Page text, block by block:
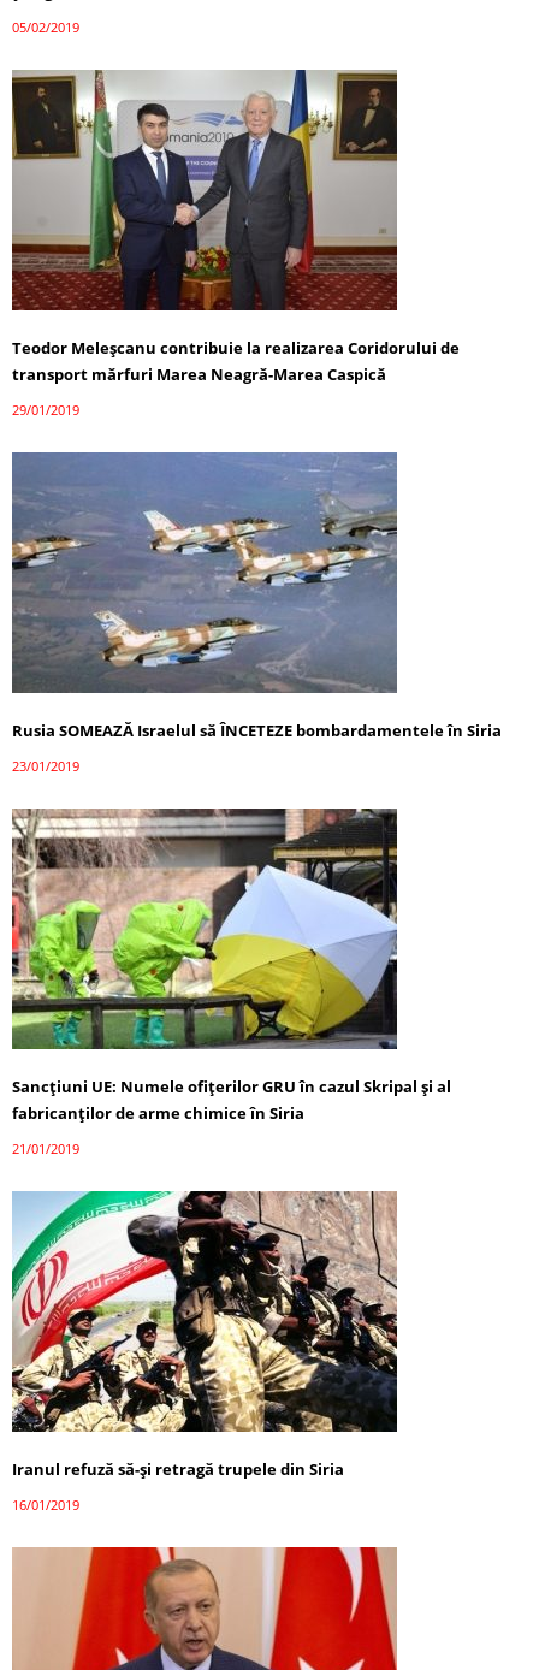
05/02/2019
Teodor Meleșcanu contribuie la realizarea Coridorului de
transport mărfuri Marea Neagră-Marea Caspică
29/01/2019
Rusia SOMEAZĂ Israelul să ÎNCETEZE bombardamentele în Siria
23/01/2019
Sancțiuni UE: Numele ofițerilor GRU în cazul Skripal și al
fabricanților de arme chimice în Siria
21/01/2019
Iranul refuză să-și retragă trupele din Siria
16/01/2019